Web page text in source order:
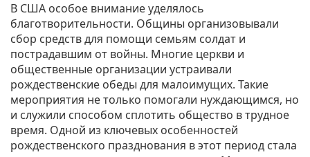
В США особое внимание уделялось
благотворительности. Общины организовывали
сбор средств для помощи семьям солдат и
пострадавшим от войны. Многие церкви и
общественные организации устраивали
рождественские обеды для малоимущих. Такие
мероприятия не только помогали нуждающимся, но
и служили способом сплотить общество в трудное
время. Одной из ключевых особенностей
рождественского празднования в этот период стала